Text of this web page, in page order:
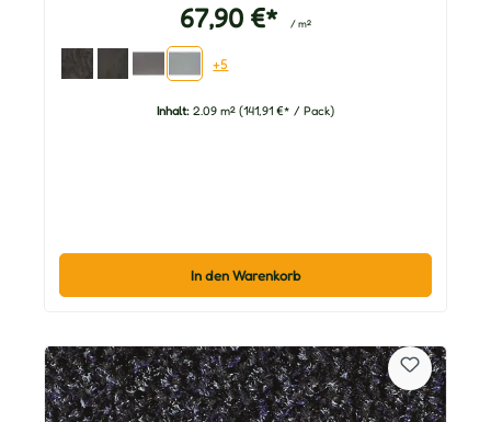
67,90 €* / m²
+5
Inhalt: 2.09 m² (141,91 €* / Pack)
In den Warenkorb